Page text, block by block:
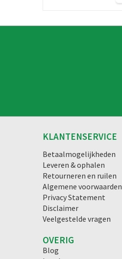
KLANTENSERVICE
Betaalmogelijkheden
Leveren & ophalen
Retourneren en ruilen
Algemene voorwaarden
Privacy Statement
Disclaimer
Veelgestelde vragen
OVERIG
Blog